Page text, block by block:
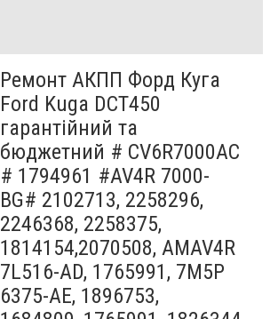
Ремонт АКПП Форд Куга
Ford Kuga DCT450
гарантійний та
бюджетний # CV6R7000AC
# 1794961 #AV4R 7000-
BG# 2102713, 2258296,
2246368, 2258375,
1814154,2070508, AMAV4R
7L516-AD, 1765991, 7M5P
6375-AE, 1896753,